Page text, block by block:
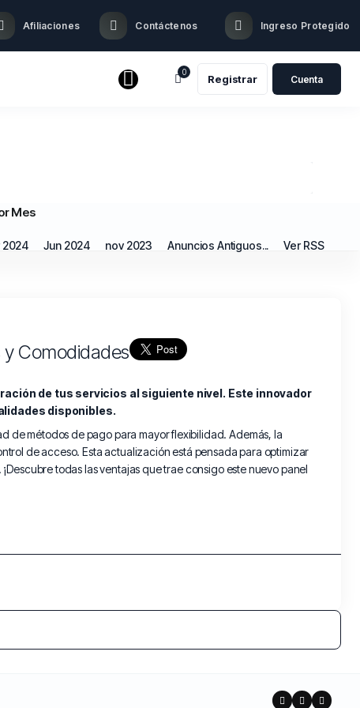
0
Registrar Cuenta
Afiliaciones Contáctenos Ingreso Protegido️
Mes
2024 Jun 2024 nov 2023 Anuncios Antiguos... Ver RSS
Comodidades
de tus servicios al siguiente nivel. Este innovador
disponibles.
de métodos de pago para mayor flexibilidad. Además, la
de acceso. Esta actualización está pensada para optimizar
todas las ventajas que trae consigo este nuevo panel